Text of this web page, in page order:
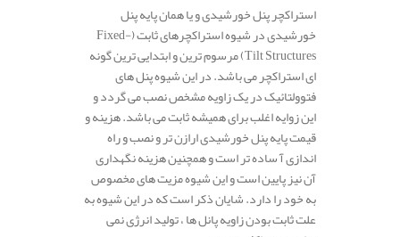
استراکچر پنل خورشیدی و یا همان پایه پنل
خورشیدی در شیوه استراکچرهای ثابت (Fixed-
Tilt Structures) مرسوم ترین و ابتدایی ترین گونه
ای استراکچر می باشد. در این شیوه پنل های
فتوولتائیک در یک زاویه مشخص نصب می گردد و
این زوایه اغلب برای همیشه ثابت می باشد. هزینه و
قیمت پایه پنل خورشیدی ارازن تر و نصب و راه
اندازی آ ساده تر است و همچنین هزینه نگهداری
آن نیز پایین است و این شیوه مزیت های مخصوص
به خود را دارد. شایان ذکر است که در این شیوه به
علت ثابت بودن زاویه پانل ها ، تولید انرژی نمی